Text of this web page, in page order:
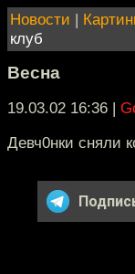
Новости |
клуб
Весна
19.03.02 16:36 |
Девч0нки сняли